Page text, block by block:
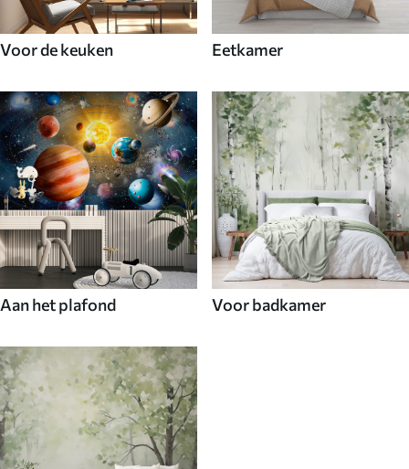
Voor de keuken Eetkamer
Aan het plafond Voor badkamer